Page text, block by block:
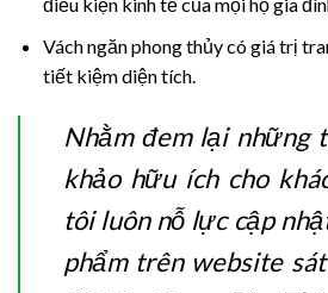
điều kiện kinh tế của mọi hộ gia
Vách ngăn phong thủy có giá trị
tiết kiệm diện tích.
Nhằm đem lại những
khảo hữu ích cho
tôi luôn nỗ lực cập
phẩm trên website